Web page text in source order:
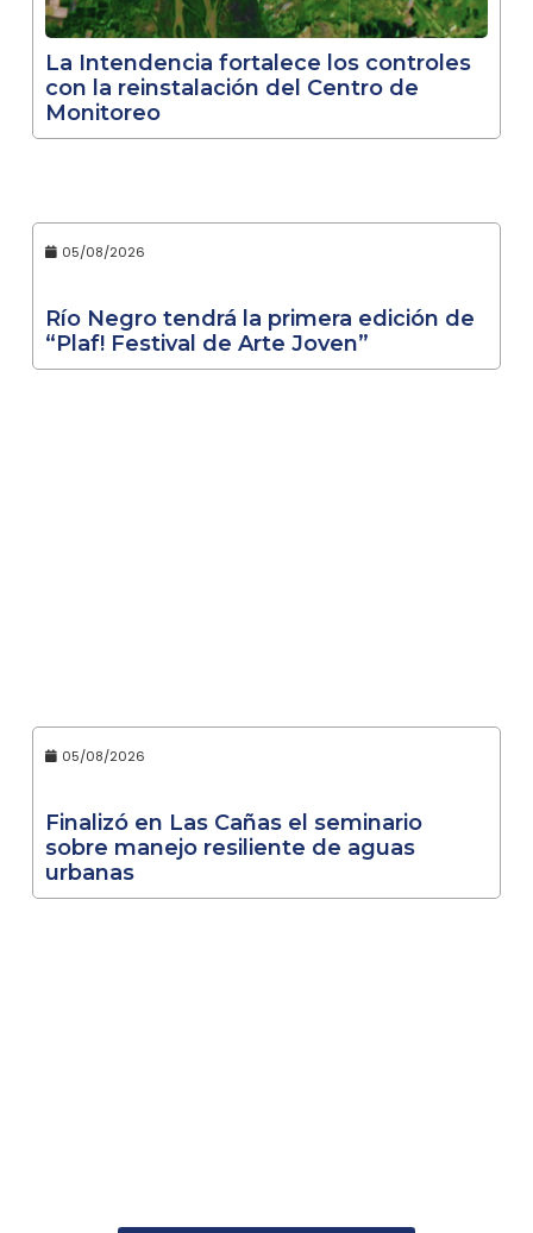
La Intendencia fortalece los controles
con la reinstalación del Centro de
Monitoreo
05/08/2026
Río Negro tendrá la primera edición de
“Plaf! Festival de Arte Joven”
05/08/2026
Finalizó en Las Cañas el seminario
sobre manejo resiliente de aguas
urbanas